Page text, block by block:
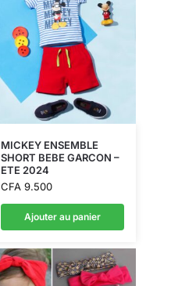
MICKEY ENSEMBLE
SHORT BEBE GARCON –
ETE 2024
CFA9.500
Ajouter au panier